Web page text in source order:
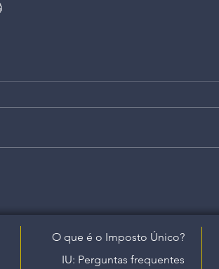
O que é o Imposto Único?
IU: Perguntas frequentes